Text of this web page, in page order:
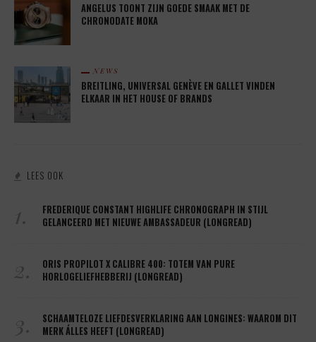
ANGELUS TOONT ZIJN GOEDE SMAAK MET DE
CHRONODATE MOKA
NEWS
BREITLING, UNIVERSAL GENÈVE EN GALLET VINDEN
ELKAAR IN HET HOUSE OF BRANDS
LEES OOK
1.
FREDERIQUE CONSTANT HIGHLIFE CHRONOGRAPH IN STIJL
GELANCEERD MET NIEUWE AMBASSADEUR (LONGREAD)
2.
ORIS PROPILOT X CALIBRE 400: TOTEM VAN PURE
HORLOGELIEFHEBBERIJ (LONGREAD)
3.
SCHAAMTELOZE LIEFDESVERKLARING AAN LONGINES: WAAROM DIT
MERK ÁLLES HEEFT (LONGREAD)